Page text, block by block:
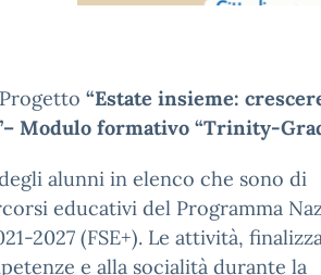
“Estate insieme:
– Modulo formativo “Trinity-
alunni in elenco che sono di
educativi del Programma
2027 (FSE+). Le attività,
e alla socialità durante la